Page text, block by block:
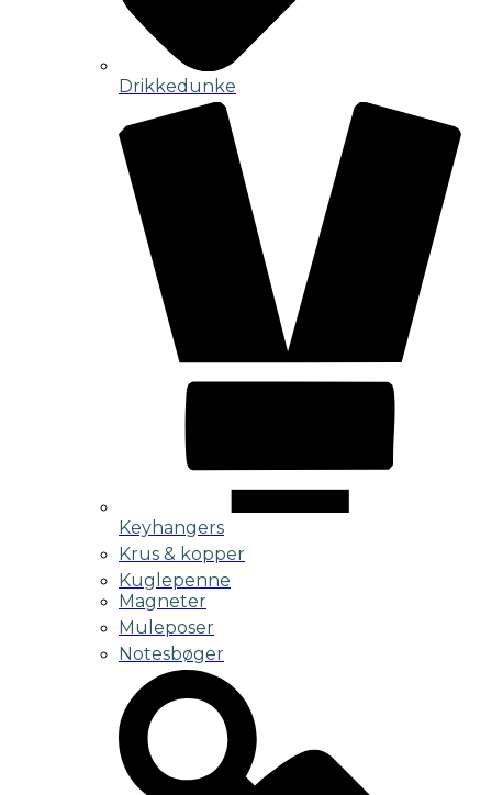
Drikkedunke
Keyhangers
Krus & kopper
Kuglepenne
Magneter
Muleposer
Notesbøger